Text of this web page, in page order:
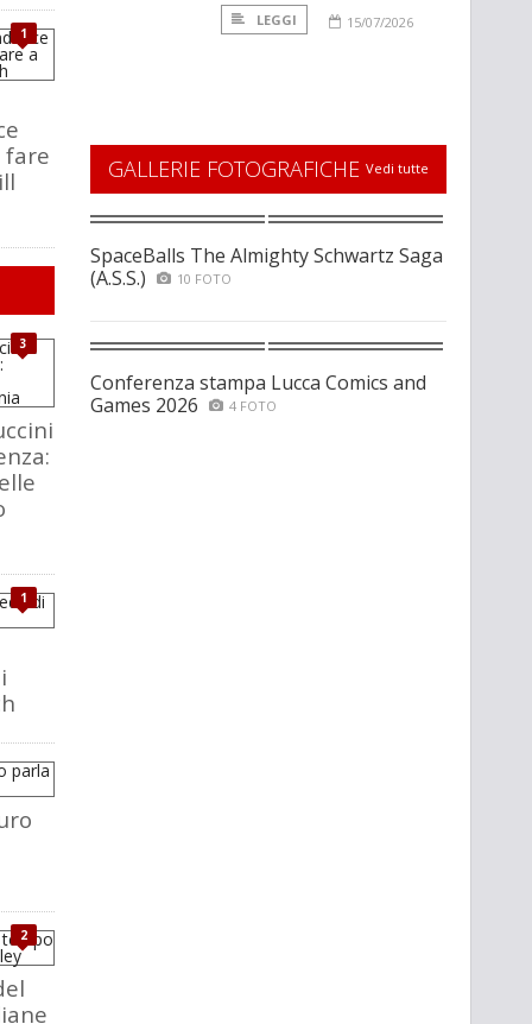
1
fare
3
1
2
LEGGI 15/07/2026
GALLERIE FOTOGRAFICHE Vedi tutte
SpaceBalls The Almighty Schwartz Saga
(A.S.S.)
10 FOTO
Conferenza stampa Lucca Comics and
Games 2026
4 FOTO